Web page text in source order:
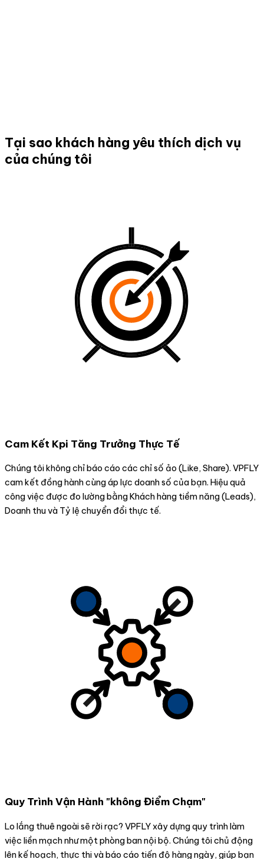
Tại sao khách hàng yêu thích dịch vụ
của chúng tôi
Cam Kết Kpi Tăng Trưởng Thực Tế
Chúng tôi không chỉ báo cáo các chỉ số ảo (Like, Share). VPFLY
cam kết đồng hành cùng áp lực doanh số của bạn. Hiệu quả
công việc được đo lường bằng Khách hàng tiềm năng (Leads),
Doanh thu và Tỷ lệ chuyển đổi thực tế.
Quy Trình Vận Hành "không Điểm Chạm"
Lo lắng thuê ngoài sẽ rời rạc? VPFLY xây dựng quy trình làm
việc liền mạch như một phòng ban nội bộ. Chúng tôi chủ động
lên kế hoạch, thực thi và báo cáo tiến độ hàng ngày, giúp bạn